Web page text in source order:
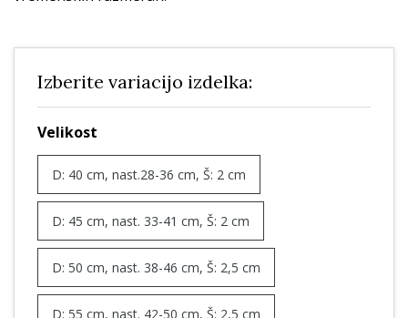
Izberite variacijo izdelka:
Velikost
D: 40 cm, nast.28-36 cm, Š: 2 cm
D: 45 cm, nast. 33-41 cm, Š: 2 cm
D: 50 cm, nast. 38-46 cm, Š: 2,5 cm
D: 55 cm, nast. 42-50 cm, Š: 2,5 cm